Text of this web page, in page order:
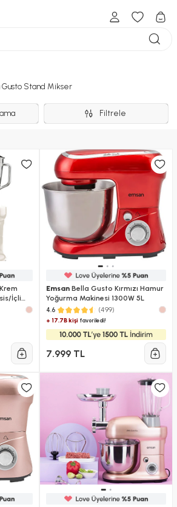
Gusto Stand Mikser
Filtrele
İçli
EmsanBella Gusto Kırmızı Hamur
Yoğurma Makinesi 1300W 5L
4.6 (499)
+ 17.7B kişifavoriledi!
7.999 TL